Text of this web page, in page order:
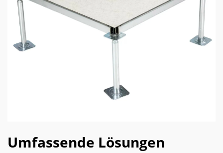
Umfassende Lösungen